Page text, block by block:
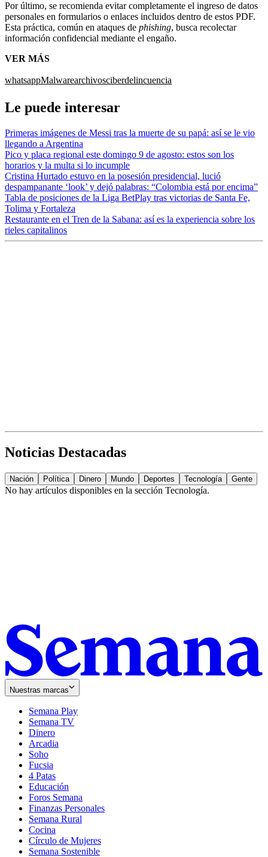
Por último, se recomienda evitar completamente el ingreso de datos
personales en formularios o enlaces incluidos dentro de estos PDF.
Esta práctica, común en ataques de phishing, busca recolectar
información confidencial mediante el engaño.
VER MÁS
whatsappMalwarearchivosciberdelincuencia
Le puede interesar
Primeras imágenes de Messi tras la muerte de su papá: así se le vio
llegando a Argentina
Pico y placa regional este domingo 9 de agosto: estos son los
horarios y la multa si lo incumple
Cristina Hurtado estuvo en la posesión presidencial, lució
despampanante ‘look’ y dejó palabras: “Colombia está por encima”
Tabla de posiciones de la Liga BetPlay tras victorias de Santa Fe,
Tolima y Fortaleza
Restaurante en el Tren de la Sabana: así es la experiencia sobre los
rieles capitalinos
Noticias Destacadas
Nación Política Dinero Mundo Deportes Tecnología Gente
No hay artículos disponibles en la sección Tecnología.
Nuestras marcas
Semana Play
Semana TV
Dinero
Arcadia
Soho
in
new
window
Fucsia
in
new
window
4 Patas
Educación
Foros Semana
Finanzas Personales
Semana Rural
Cocina
Círculo de Mujeres
Semana Sostenible